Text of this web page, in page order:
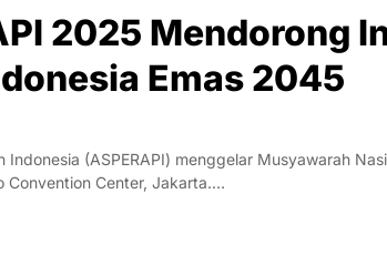
2025 Mendorong
Emas 2045
Indonesia (ASPERAPI) menggelar Musyawarah
Convention Center, Jakarta.…